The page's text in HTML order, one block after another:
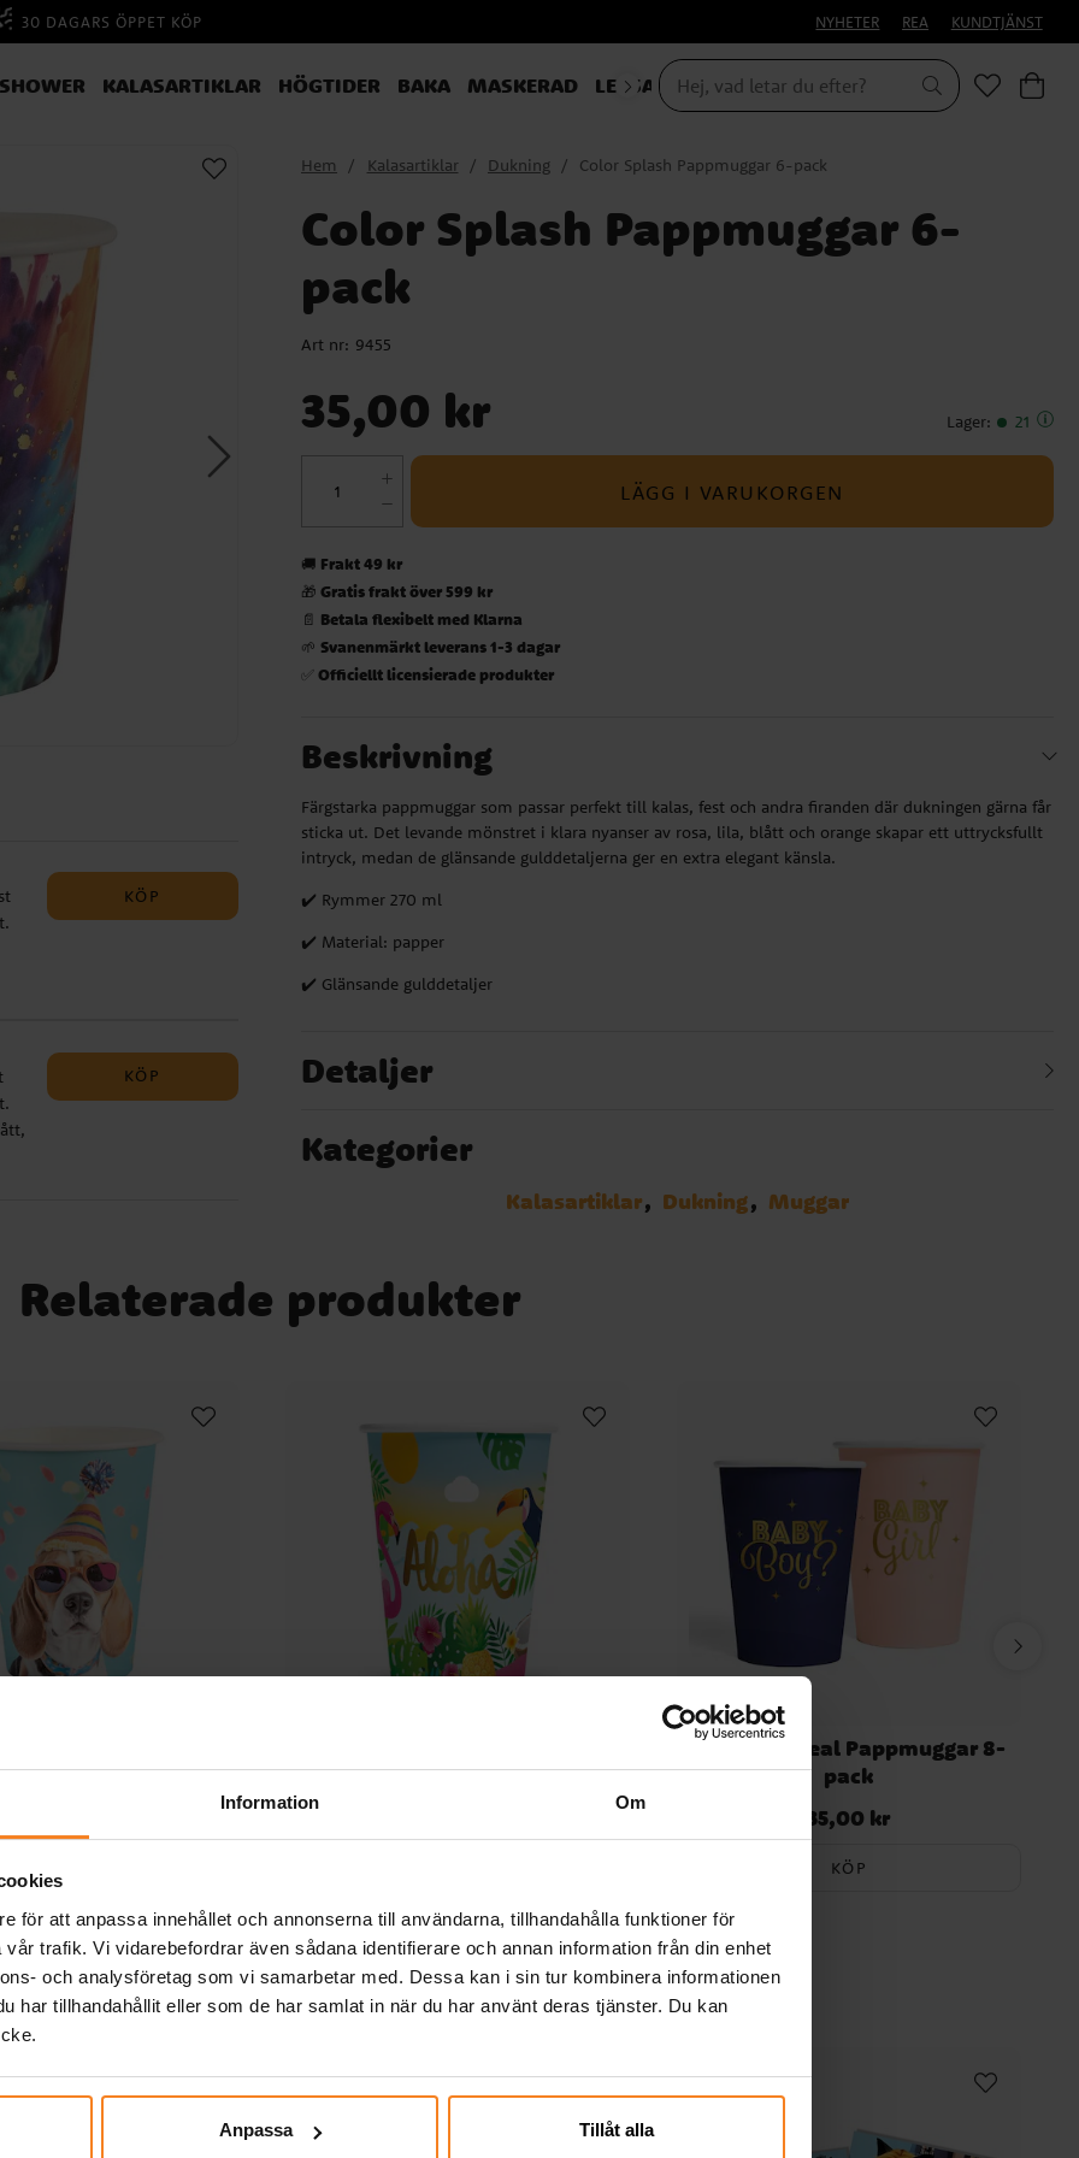
Information Om
för att anpassa innehållet och annonserna till användarna, tillhandahålla funktioner för
trafik. Vi vidarebefordrar även sådana identifierare och annan information från din enhet
och analysföretag som vi samarbetar med. Dessa kan i sin tur kombinera informationen
har tillhandahållit eller som de har samlat in när du har använt deras tjänster. Du kan
Anpassa Tillåt alla
30 DAGARS ÖPPET KÖP NYHETER REA KUNDTJÄNST
KALASARTIKLAR HÖGTIDER BAKA MASKERAD LEKSAKER & PRESENTER
KÖP
KÖP
Hem Kalasartiklar Dukning Color Splash Pappmuggar 6-pack
Color Splash Pappmuggar 6-
pack
Art nr: 9455
35,00 kr Lager: 21
LÄGG I VARUKORGEN
🚚 Frakt 49 kr
🎁Gratis frakt över 599 kr
📄 Betala flexibelt med Klarna
🌱Svanenmärkt leverans 1-3 dagar
✅Officiellt licensierade produkter
Beskrivning
Färgstarka pappmuggar som passar perfekt till kalas, fest och andra firanden där dukningen gärna får
sticka ut. Det levande mönstret i klara nyanser av rosa, lila, blått och orange skapar ett uttrycksfullt
intryck, medan de glänsande gulddetaljerna ger en extra elegant känsla.
✔️ Rymmer 270 ml
✔️ Material: papper
✔️ Glänsande gulddetaljer
Detaljer
Kategorier
Kalasartiklar Dukning Muggar
Relaterade produkter
Gender Reveal Pappmuggar 8-
pack
Pris:35,00 kr
35,00 kr
KÖP
Andra köpte även